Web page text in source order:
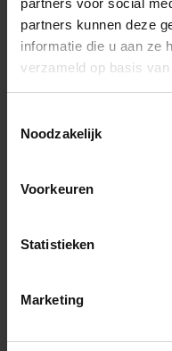
partners kunnen deze
informatie die u aan ze
verzameld op basis
Noodzakelijk
Voorkeuren
Statistieken
Marketing
Niet op voorraad,
Prijs per